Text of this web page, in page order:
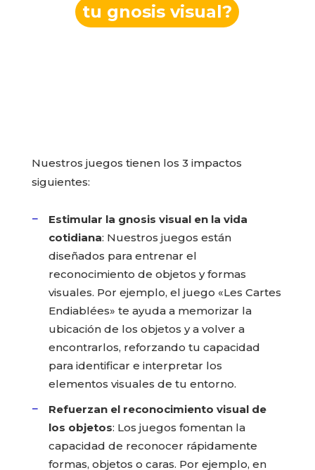
tu gnosis visual?
Nuestros juegos tienen los 3 impactos
siguientes:
Estimular la gnosis visual en la vida
cotidiana: Nuestros juegos están
diseñados para entrenar el
reconocimiento de objetos y formas
visuales. Por ejemplo, el juego «Les Cartes
Endiablées» te ayuda a memorizar la
ubicación de los objetos y a volver a
encontrarlos, reforzando tu capacidad
para identificar e interpretar los
elementos visuales de tu entorno.
Refuerzan el reconocimiento visual de
los objetos: Los juegos fomentan la
capacidad de reconocer rápidamente
formas, objetos o caras. Por ejemplo, en